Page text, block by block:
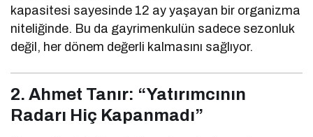
kapasitesi sayesinde 12 ay yaşayan bir organizma
niteliğinde. Bu da gayrimenkulün sadece sezonluk
değil, her dönem değerli kalmasını sağlıyor.
2. Ahmet Tanır: “Yatırımcının
Radarı Hiç Kapanmadı”